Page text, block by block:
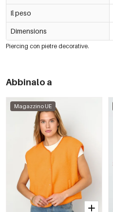
Il peso
Dimensions
Piercing con pietre decorative.
Abbinalo a
Magazzino UE